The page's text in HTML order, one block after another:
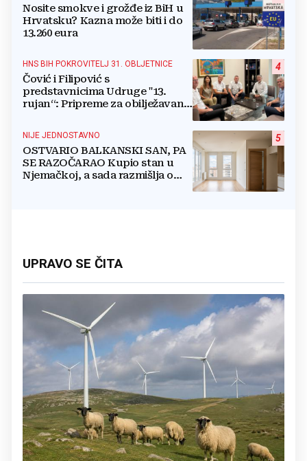
Nosite smokve i grožđe iz BiH u
Hrvatsku? Kazna može biti i do
13.260 eura
4
HNS BIH POKROVITELJ 31. OBLJETNICE
Čović i Filipović s
predstavnicima Udruge "13.
rujan“: Pripreme za obilježavanje
5
NIJE JEDNOSTAVNO
OSTVARIO BALKANSKI SAN, PA
SE RAZOČARAO Kupio stan u
Njemačkoj, a sada razmišlja o
UPRAVO SE ČITA